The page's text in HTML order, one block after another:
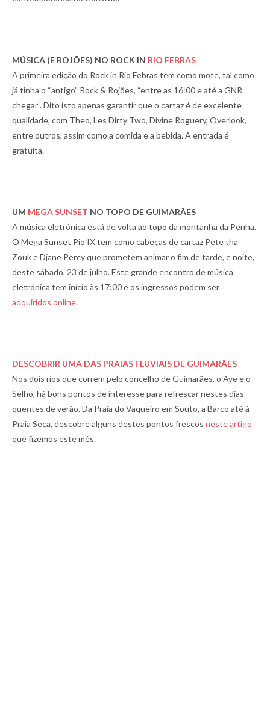
MÚSICA (E ROJÕES) NO ROCK IN RIO FEBRAS
A primeira edição do Rock in Rio Febras tem como mote, tal como
já tinha o “antigo” Rock & Rojões, “entre as 16:00 e até a GNR
chegar”. Dito isto apenas garantir que o cartaz é de excelente
qualidade, com Theo, Les Dirty Two, Divine Roguery, Overlook,
entre outros, assim como a comida e a bebida. A entrada é
gratuita.
UM MEGA SUNSET NO TOPO DE GUIMARÃES
A música eletrónica está de volta ao topo da montanha da Penha.
O Mega Sunset Pio IX tem como cabeças de cartaz Pete tha
Zouk e Djane Percy que prometem animar o fim de tarde, e noite,
deste sábado, 23 de julho. Este grande encontro de música
eletrónica tem início às 17:00 e os ingressos podem ser
adquiridos online.
DESCOBRIR UMA DAS PRAIAS FLUVIAIS DE GUIMARÃES
Nos dois rios que correm pelo concelho de Guimarães, o Ave e o
Selho, há bons pontos de interesse para refrescar nestes dias
quentes de verão. Da Praia do Vaqueiro em Souto, a Barco até à
Praia Seca, descobre alguns destes pontos frescos neste artigo
que fizemos este mês.